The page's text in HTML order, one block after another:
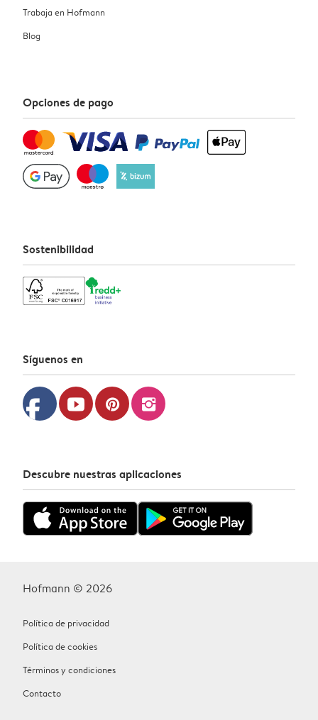
Trabaja en Hofmann
Blog
Opciones de pago
Sostenibilidad
Síguenos en
facebook youtube pinterest instagram
Descubre nuestras aplicaciones
Hofmann © 2026
Política de privacidad
Política de cookies
Términos y condiciones
Contacto